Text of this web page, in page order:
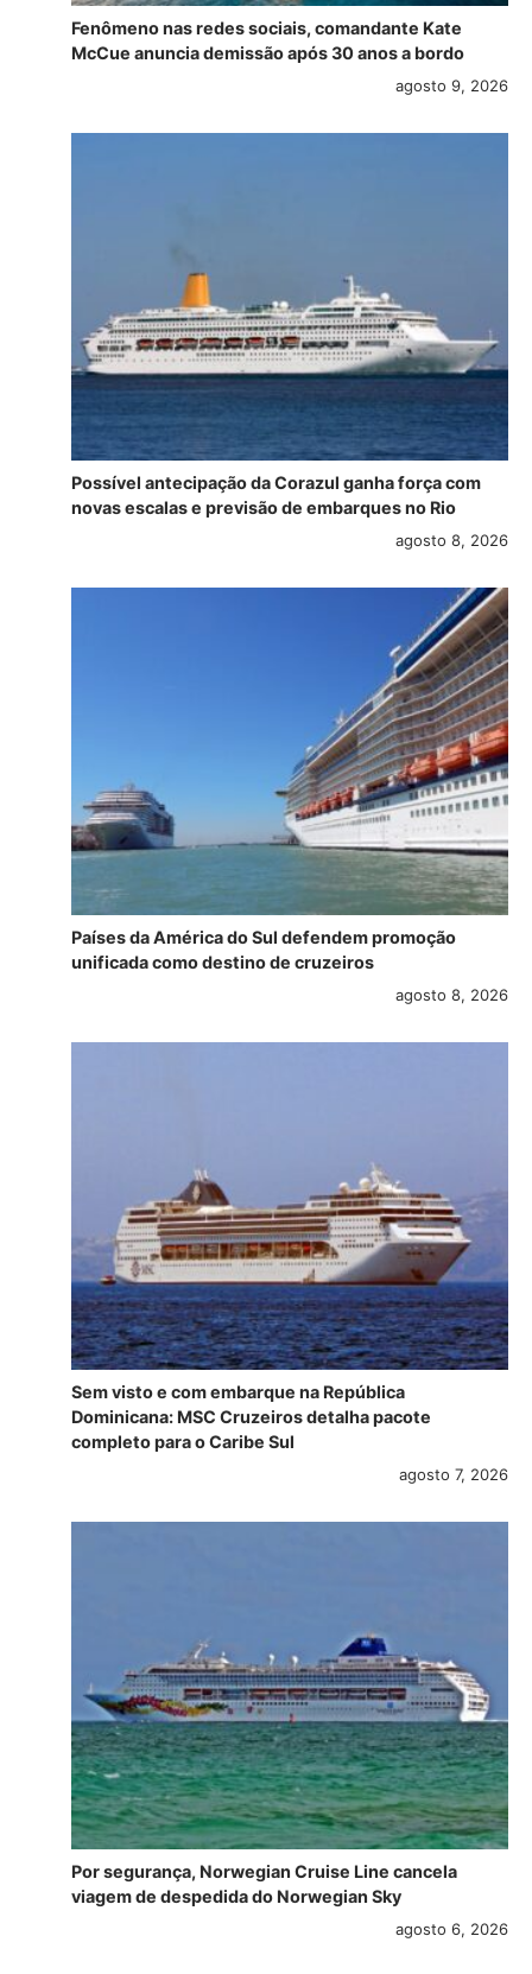
Fenômeno nas redes sociais, comandante Kate
McCue anuncia demissão após 30 anos a bordo
agosto 9, 2026
Possível antecipação da Corazul ganha força com
novas escalas e previsão de embarques no Rio
agosto 8, 2026
Países da América do Sul defendem promoção
unificada como destino de cruzeiros
agosto 8, 2026
Sem visto e com embarque na República
Dominicana: MSC Cruzeiros detalha pacote
completo para o Caribe Sul
agosto 7, 2026
Por segurança, Norwegian Cruise Line cancela
viagem de despedida do Norwegian Sky
agosto 6, 2026